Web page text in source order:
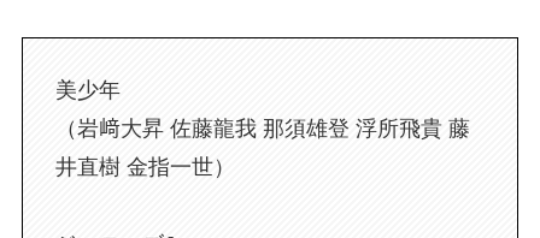
美少年
（岩﨑大昇 佐藤龍我 那須雄登 浮所飛貴 藤
井直樹 金指一世）